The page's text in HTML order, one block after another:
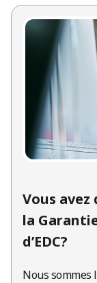
Vous
la
d’EDC?
Nous sommes